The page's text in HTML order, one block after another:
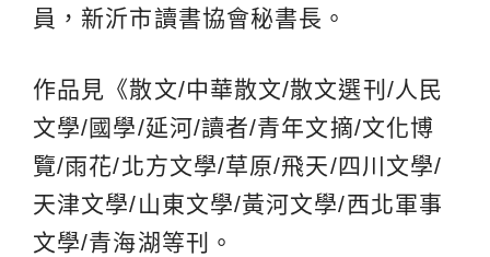
員，新沂市讀書協會秘書長。
作品見《散文/中華散文/散文選刊/人民
文學/國學/延河/讀者/青年文摘/文化博
覽/雨花/北方文學/草原/飛天/四川文學/
天津文學/山東文學/黃河文學/西北軍事
文學/青海湖等刊。